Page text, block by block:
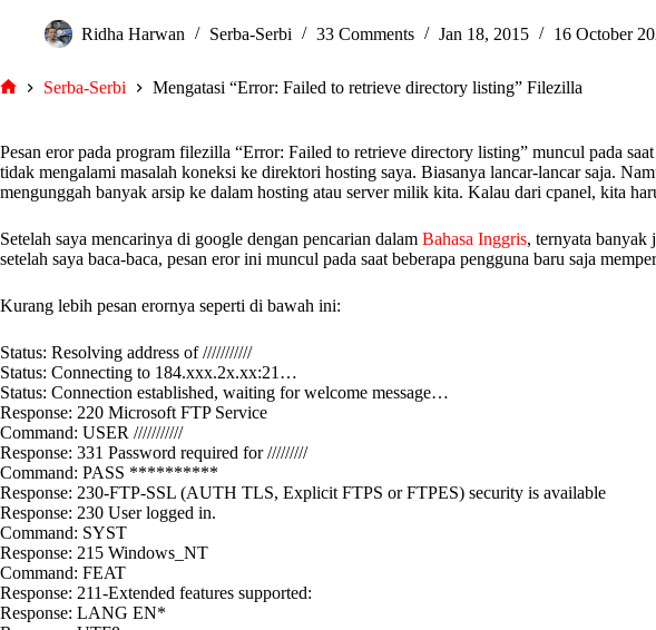
Ridha Harwan Serba-Serbi 33 Comments Jan 18, 2015 16 October
Serba-Serbi Mengatasi “Error: Failed to retrieve directory listing” Filezilla
Pesan eror pada program filezilla “Error: Failed to retrieve directory listing” muncul pada
tidak mengalami masalah koneksi ke direktori hosting saya. Biasanya lancar-lancar saja.
mengunggah banyak arsip ke dalam hosting atau server milik kita. Kalau dari cpanel, kita
Setelah saya mencarinya di google dengan pencarian dalam Bahasa Inggris, ternyata banyak
setelah saya baca-baca, pesan eror ini muncul pada saat beberapa pengguna baru saja
Kurang lebih pesan erornya seperti di bawah ini:
Status: Resolving address of ///////////
Status: Connecting to 184.xxx.2x.xx:21…
Status: Connection established, waiting for welcome message…
Response: 220 Microsoft FTP Service
Command: USER ///////////
Response: 331 Password required for /////////
Command: PASS **********
Response: 230-FTP-SSL (AUTH TLS, Explicit FTPS or FTPES) security is available
Response: 230 User logged in.
Command: SYST
Response: 215 Windows_NT
Command: FEAT
Response: 211-Extended features supported:
Response: LANG EN*